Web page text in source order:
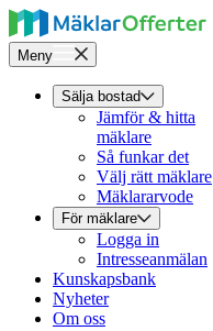
Meny
Sälja bostad
Jämför & hitta
mäklare
Så funkar det
Välj rätt mäklare
Mäklararvode
För mäklare
Logga in
Intresseanmälan
Kunskapsbank
Nyheter
Om oss